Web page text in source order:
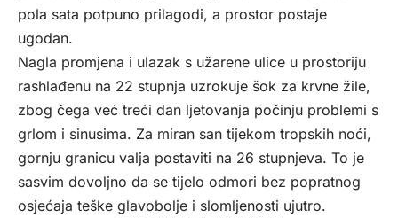
pola sata potpuno prilagodi, a prostor postaje
ugodan.
Nagla promjena i ulazak s užarene ulice u prostoriju
rashlađenu na 22 stupnja uzrokuje šok za krvne žile,
zbog čega već treći dan ljetovanja počinju problemi s
grlom i sinusima. Za miran san tijekom tropskih noći,
gornju granicu valja postaviti na 26 stupnjeva. To je
sasvim dovoljno da se tijelo odmori bez popratnog
osjećaja teške glavobolje i slomljenosti ujutro.